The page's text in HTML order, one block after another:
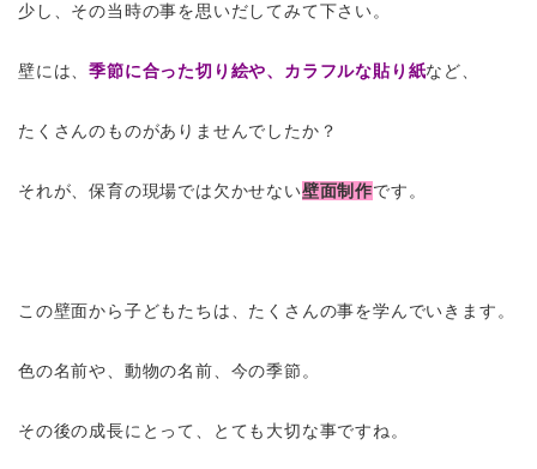
少し、その当時の事を思いだしてみて下さい。
壁には、季節に合った切り絵や、カラフルな貼り紙など、
たくさんのものがありませんでしたか？
それが、保育の現場では欠かせない壁面制作です。
この壁面から子どもたちは、たくさんの事を学んでいきます。
色の名前や、動物の名前、今の季節。
その後の成長にとって、とても大切な事ですね。